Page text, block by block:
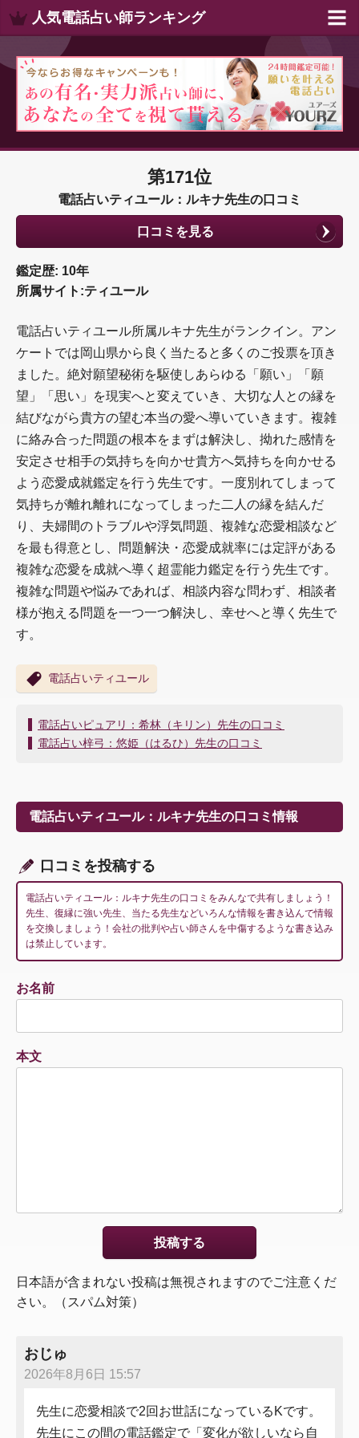
人気電話占い師ランキング
第171位
電話占いティユール：ルキナ先生の口コミ
口コミを見る
鑑定歴: 10年
所属サイト:ティユール
電話占いティユール所属ルキナ先生がランクイン。アン
ケートでは岡山県から良く当たると多くのご投票を頂き
ました。絶対願望秘術を駆使しあらゆる「願い」「願
望」「思い」を現実へと変えていき、大切な人との縁を
結びながら貴方の望む本当の愛へ導いていきます。複雑
に絡み合った問題の根本をまずは解決し、拗れた感情を
安定させ相手の気持ちを向かせ貴方へ気持ちを向かせる
よう恋愛成就鑑定を行う先生です。一度別れてしまって
気持ちが離れ離れになってしまった二人の縁を結んだ
り、夫婦間のトラブルや浮気問題、複雑な恋愛相談など
を最も得意とし、問題解決・恋愛成就率には定評がある
複雑な恋愛を成就へ導く超霊能力鑑定を行う先生です。
複雑な問題や悩みであれば、相談内容な問わず、相談者
様が抱える問題を一つ一つ解決し、幸せへと導く先生で
す。
電話占いティユール
投
稿
ー
シ
ン
電話占いピュアリ：希林（キリン）先生の口コミ
電話占い梓弓：悠姫（はるひ）先生の口コミ
電話占いティユール：ルキナ先生の口コミ情報
口コミを投稿する
電話占いティユール：ルキナ先生の口コミをみんなで共有しましょう！
先生、復縁に強い先生、当たる先生などいろんな情報を書き込んで情報
を交換しましょう！会社の批判や占い師さんを中傷するような書き込み
は禁止しています。
お名前
本文
日本語が含まれない投稿は無視されますのでご注意くだ
さい。（スパム対策）
おじゅ
2026年8月6日 15:57
先生に恋愛相談で2回お世話になっているKです。
先生にこの間の電話鑑定で「変化が欲しいなら自